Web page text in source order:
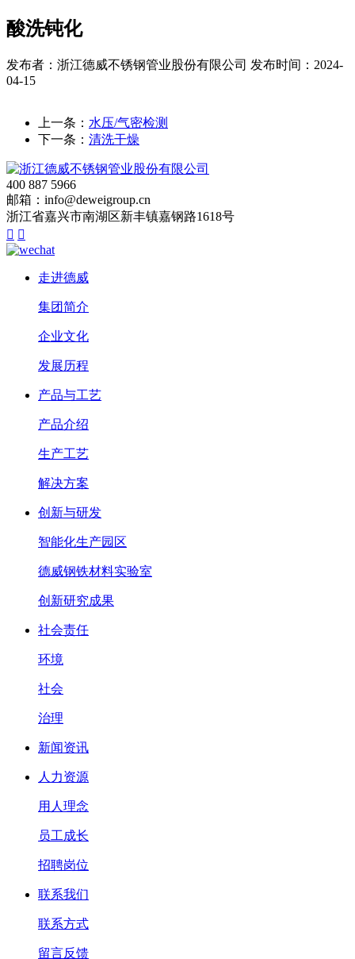
酸洗钝化
发布者：浙江德威不锈钢管业股份有限公司 发布时间：2024-
04-15
上一条： 水压/气密检测
下一条： 清洗干燥
400 887 5966
邮箱：info@deweigroup.cn
浙江省嘉兴市南湖区新丰镇嘉钢路1618号
 
走进德威
集团简介
企业文化
发展历程
产品与工艺
产品介绍
生产工艺
解决方案
创新与研发
智能化生产园区
德威钢铁材料实验室
创新研究成果
社会责任
环境
社会
治理
新闻资讯
人力资源
用人理念
员工成长
招聘岗位
联系我们
联系方式
留言反馈